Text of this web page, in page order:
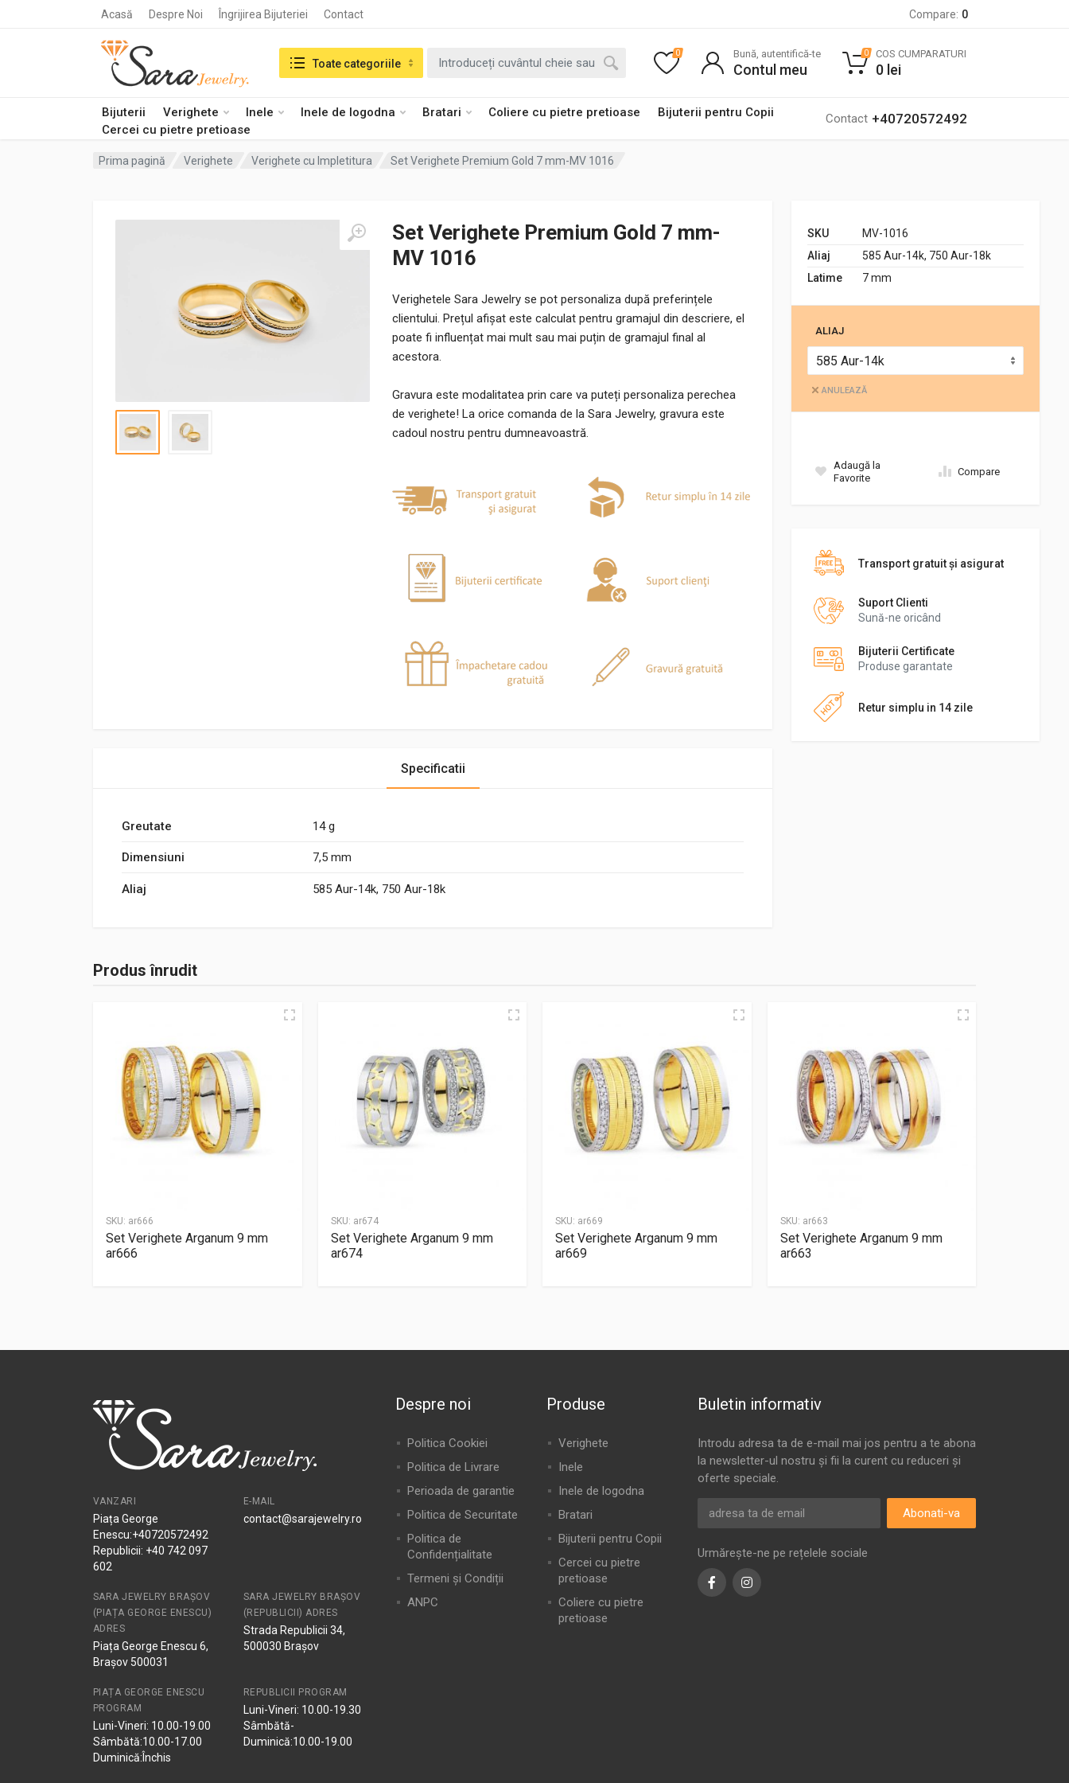
Acasă Despre Noi Îngrijirea Bijuteriei Contact Compare: 0
Bijuterii Verighete Inele Inele de logodna Bratari Coliere cu pietre pretioase
Bijuterii pentru Copii
Cercei cu pietre pretioase
Contact +40720572492
Search in:Toate categoriile
0 Bună, autentifică-te
Contul meu
0 COS CUMPARATURI
0 lei
Prima pagină Verighete Verighete cu Impletitura Set Verighete Premium Gold 7 mm-MV 1016
Set Verighete Premium Gold 7 mm-
MV 1016
Verighetele Sara Jewelry se pot personaliza după preferințele
clientului. Prețul afișat este calculat pentru gramajul din descriere, el
poate fi influențat mai mult sau mai puțin de gramajul final al
acestora.
Gravura este modalitatea prin care va puteți personaliza perechea
de verighete! La orice comanda de la Sara Jewelry, gravura este
cadoul nostru pentru dumneavoastră.
SKU
MV-1016
Aliaj
585 Aur-14k, 750 Aur-18k
Latime
7 mm
ALIAJ
ANULEAZĂ
Adaugă la
Favorite
Compare
Transport gratuit şi asigurat
Suport Clienti
Sună-ne oricând
Bijuterii Certificate
Produse garantate
Retur simplu in 14 zile
Specificatii
Greutate 14 g
Dimensiuni 7,5 mm
Aliaj 585 Aur-14k, 750 Aur-18k
Produs înrudit
SKU: ar666
Set Verighete Arganum 9 mm
ar666
SKU: ar674
Set Verighete Arganum 9 mm
ar674
SKU: ar669
Set Verighete Arganum 9 mm
ar669
SKU: ar663
Set Verighete Arganum 9 mm
ar663
VANZARI
Piața George
Enescu:+40720572492
Republicii: +40 742 097
602
E-MAIL
contact@sarajewelry.ro
SARA JEWELRY BRAȘOV
(PIAȚA GEORGE ENESCU)
ADRES
Piața George Enescu 6,
Brașov 500031
SARA JEWELRY BRAȘOV
(REPUBLICII) ADRES
Strada Republicii 34,
500030 Brașov
PIAȚA GEORGE ENESCU
PROGRAM
Luni-Vineri: 10.00-19.00
Sâmbătă:10.00-17.00
Duminică:Închis
REPUBLICII PROGRAM
Luni-Vineri: 10.00-19.30
Sâmbătă-
Duminică:10.00-19.00
Despre noi
Politica Cookiei
Politica de Livrare
Perioada de garantie
Politica de Securitate
Politica de
Confidențialitate
Termeni și Condiții
ANPC
Produse
Verighete
Inele
Inele de logodna
Bratari
Bijuterii pentru Copii
Cercei cu pietre
pretioase
Coliere cu pietre
pretioase
Buletin informativ
Introdu adresa ta de e-mail mai jos pentru a te abona
la newsletter-ul nostru și fii la curent cu reduceri și
oferte speciale.
Abonati-va
Urmărește-ne pe rețelele sociale
FacebookInstagram